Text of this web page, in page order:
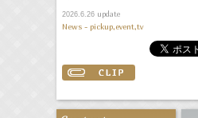
2026.6.26update
News - pickup,event,tv